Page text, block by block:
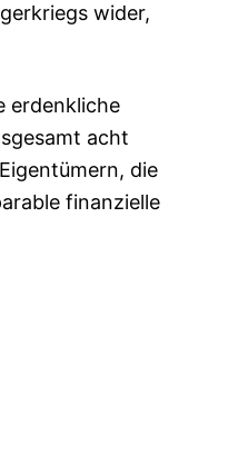
wider,
erdenkliche
acht
die
finanzielle